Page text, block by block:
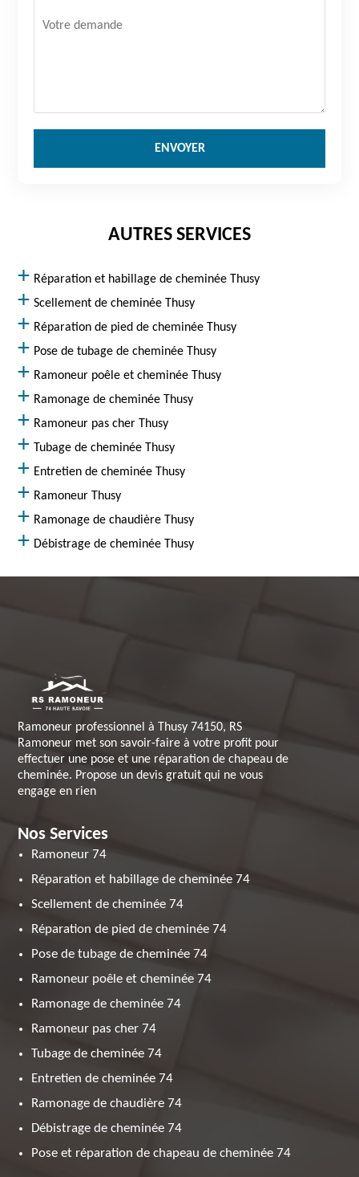
AUTRES SERVICES
Réparation et habillage de cheminée Thusy
Scellement de cheminée Thusy
Réparation de pied de cheminée Thusy
Pose de tubage de cheminée Thusy
Ramoneur poêle et cheminée Thusy
Ramonage de cheminée Thusy
Ramoneur pas cher Thusy
Tubage de cheminée Thusy
Entretien de cheminée Thusy
Ramoneur Thusy
Ramonage de chaudière Thusy
Débistrage de cheminée Thusy
Ramoneur professionnel à Thusy 74150, RS
Ramoneur met son savoir-faire à votre profit pour
effectuer une pose et une réparation de chapeau de
cheminée. Propose un devis gratuit qui ne vous
engage en rien
Nos Services
Ramoneur 74
Réparation et habillage de cheminée 74
Scellement de cheminée 74
Réparation de pied de cheminée 74
Pose de tubage de cheminée 74
Ramoneur poêle et cheminée 74
Ramonage de cheminée 74
Ramoneur pas cher 74
Tubage de cheminée 74
Entretien de cheminée 74
Ramonage de chaudière 74
Débistrage de cheminée 74
Pose et réparation de chapeau de cheminée 74